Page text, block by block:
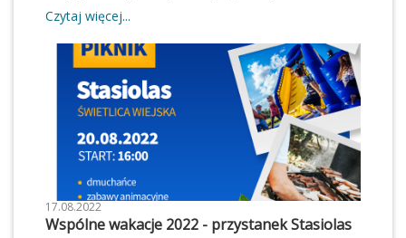
Niewiadów. Widzimy się o godzinie 16:00 na świetlicy
Czytaj więcej...
17.08.2022
Wspólne wakacje 2022 - przystanek Stasiolas